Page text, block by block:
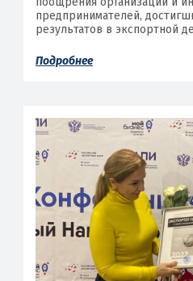
предпринимателей,
результатов в экспортной
Подробнее